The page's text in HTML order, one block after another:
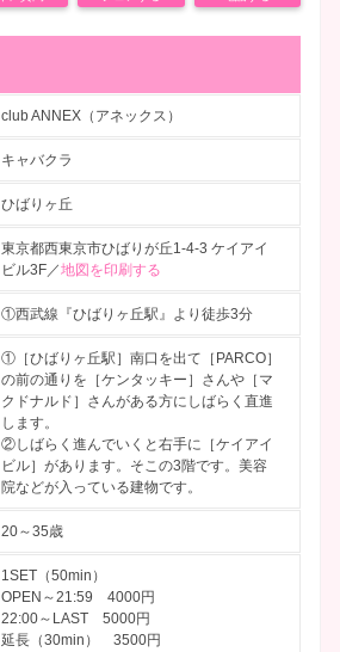
club ANNEX（アネックス）
キャバクラ
ひばりヶ丘
東京都西東京市ひばりが丘1-4-3 ケイアイ
ビル3F／地図を印刷する
①西武線『ひばりヶ丘駅』より徒歩3分
①［ひばりヶ丘駅］南口を出て［PARCO］
の前の通りを［ケンタッキー］さんや［マ
クドナルド］さんがある方にしばらく直進
します。
②しばらく進んでいくと右手に［ケイアイ
ビル］があります。そこの3階です。美容
院などが入っている建物です。
20～35歳
1SET（50min）
OPEN～21:59 4000円
22:00～LAST 5000円
延長（30min） 3500円